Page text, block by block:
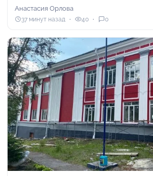
Анастасия Орлова
37 минут назад 40 0